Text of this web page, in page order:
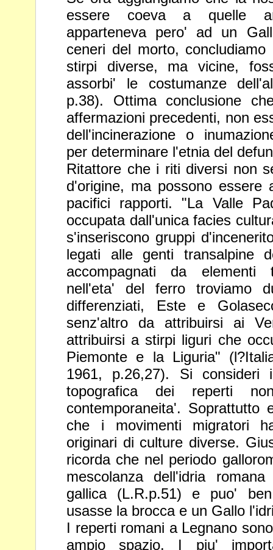
essere coeva a quelle
apparteneva pero' ad un
ceneri del morto,
stirpi diverse, ma vicine,
assorbi' le costumanze
p.38). Ottima conclusione
affermazioni precedenti, non
dell'incinerazione o
per determinare l'etnia del
Ritattore che i riti diversi non
d'origine, ma possono essere
pacifici rapporti. "La Valle
occupata dall'unicafacies
s'inseriscono gruppi
legati alle genti transalpine
accompagnati da elementi
nell'eta' del ferro troviamo
differenziati, Este e
senz'altro da attribuirsi ai
attribuirsi a stirpi liguri che
Piemonte e la Liguria"
1961, p.26,27). Si consideri
topografica dei reperti
contemporaneita'.
che i movimenti migratori
originari di culture diverse.
ricorda che nel periodo
mescolanza dell'idria
gallica (L.R.p.51) e puo'
usasse la brocca e un Gallo
I reperti romani a Legnano
ampio spazio. I piu'